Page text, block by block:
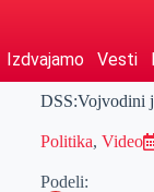
Izdvajamo Vesti
DSS:Vojvodini
Politika, Video
Podeli: